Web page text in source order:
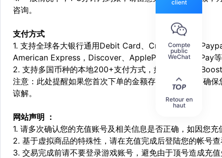
咨询。
支付方式
1. 支持全球各大银行通用Debit Card、Credit Card和
American Express，Discover、ApplePay和GooglePay
2. 支持多国币种的本地200+支付方式，如：Alipay，
注意：此处提醒如果您首次下单的金额存在异常，为了确
谅解。
网站声明 ：
1. 请多次确认您的充值账号及相关信息是否正确，如因您
2. 基于虚拟商品的特殊性，请在充值完成后登陆您的帐号
3. 交易完成前请不要登录游戏账号，避免由于顶号造成充
client
Compte
public
WeChat
Retour en
haut